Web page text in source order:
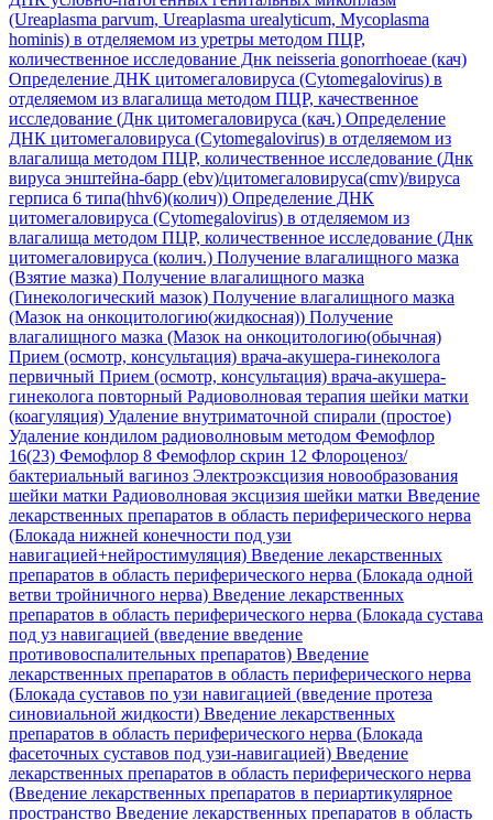
(Ureaplasma parvum, Ureaplasma urealyticum, Mycoplasma
hominis) в отделяемом из уретры методом ПЦР,
количественное исследование Днк neisseria gonorrhoeae (кач)
Определение ДНК цитомегаловируса (Cytomegalovirus) в
отделяемом из влагалища методом ПЦР, качественное
исследование (Днк цитомегаловируса (кач.) Определение
ДНК цитомегаловируса (Cytomegalovirus) в отделяемом из
влагалища методом ПЦР, количественное исследование (Днк
вируса энштейна-барр (ebv)/цитомегаловируса(cmv)/вируса
герписа 6 типа(hhv6)(колич)) Определение ДНК
цитомегаловируса (Cytomegalovirus) в отделяемом из
влагалища методом ПЦР, количественное исследование (Днк
цитомегаловируса (колич.) Получение влагалищного мазка
(Взятие мазка) Получение влагалищного мазка
(Гинекологический мазок) Получение влагалищного мазка
(Мазок на онкоцитологию(жидкосная)) Получение
влагалищного мазка (Мазок на онкоцитологию(обычная)
Прием (осмотр, консультация) врача-акушера-гинеколога
первичный Прием (осмотр, консультация) врача-акушера-
гинеколога повторный Радиоволновая терапия шейки матки
(коагуляция) Удаление внутриматочной спирали (простое)
Удаление кондилом радиоволновым методом Фемофлор
16(23) Фемофлор 8 Фемофлор скрин 12 Флороценоз/
бактериальный вагиноз Электроэксцизия новообразования
шейки матки Радиоволновая эксцизия шейки матки Введение
лекарственных препаратов в область периферического нерва
(Блокада нижней конечности под узи
навигацией+нейростимуляция) Введение лекарственных
препаратов в область периферического нерва (Блокада одной
ветви тройничного нерва) Введение лекарственных
препаратов в область периферического нерва (Блокада сустава
под уз навигацией (введение введение
противовоспалительных препаратов) Введение
лекарственных препаратов в область периферического нерва
(Блокада суставов по узи навигацией (введение протеза
синовиальной жидкости) Введение лекарственных
препаратов в область периферического нерва (Блокада
фасеточных суставов под узи-навигацией) Введение
лекарственных препаратов в область периферического нерва
(Введение лекарственных препаратов в периартикулярное
пространство Введение лекарственных препаратов в область